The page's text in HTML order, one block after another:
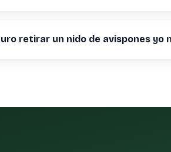
retirar un nido de avispones yo